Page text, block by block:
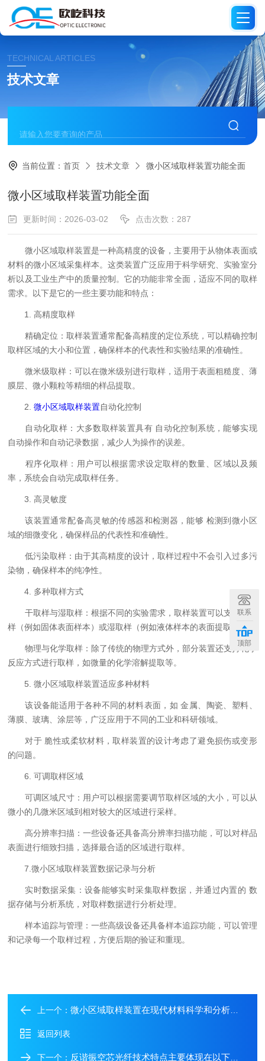
TECHNICAL ARTICLES
技术文章
当前位置：首页 技术文章 微小区域取样装置功能全面
微小区域取样装置功能全面
更新时间：2026-03-02 点击次数：287
微小区域取样装置是一种高精度的设备，主要用于从物体表面或
材料的微小区域采集样本。这类装置广泛应用于科学研究、实验室分
析以及工业生产中的质量控制。它的功能非常全面，适应不同的取样
需求。以下是它的一些主要功能和特点：
1. 高精度取样
精确定位：取样装置通常配备高精度的定位系统，可以精确控制
取样区域的大小和位置，确保样本的代表性和实验结果的准确性。
微米级取样：可以在微米级别进行取样，适用于表面粗糙度、薄
膜层、微小颗粒等精细的样品提取。
2.微小区域取样装置自动化控制
自动化取样：大多数取样装置具有 自动化控制系统，能够实现
自动操作和自动记录数据，减少人为操作的误差。
程序化取样：用户可以根据需求设定取样的数量、区域以及频
率，系统会自动完成取样任务。
3. 高灵敏度
该装置通常配备高灵敏的传感器和检测器，能够 检测到微小区
域的细微变化，确保样品的代表性和准确性。
低污染取样：由于其高精度的设计，取样过程中不会引入过多污
染物，确保样本的纯净性。
4. 多种取样方式
干取样与湿取样：根据不同的实验需求，取样装置可以支持干取
样（例如固体表面样本）或湿取样（例如液体样本的表面提取）。
物理与化学取样：除了传统的物理方式外，部分装置还支持化学
反应方式进行取样，如微量的化学溶解提取等。
5. 微小区域取样装置适应多种材料
该设备能适用于各种不同的材料表面，如 金属、陶瓷、塑料、
薄膜、玻璃、涂层等，广泛应用于不同的工业和科研领域。
对于 脆性或柔软材料，取样装置的设计考虑了避免损伤或变形
的问题。
6. 可调取样区域
可调区域尺寸：用户可以根据需要调节取样区域的大小，可以从
微小的几微米区域到相对较大的区域进行采样。
高分辨率扫描：一些设备还具备高分辨率扫描功能，可以对样品
表面进行细致扫描，选择最合适的区域进行取样。
7.微小区域取样装置数据记录与分析
实时数据采集：设备能够实时采集取样数据，并通过内置的 数
据存储与分析系统，对取样数据进行分析处理。
样本追踪与管理：一些高级设备还具备样本追踪功能，可以管理
和记录每一个取样过程，方便后期的验证和重现。
上一个：微小区域取样装置在现代材料科学和分析领域中发挥着重要作用
返回列表
下一个： 反谐振空芯光纤技术特点主要体现在以下几个方面
联系
顶部